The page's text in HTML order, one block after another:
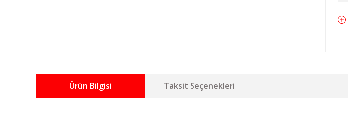
Ürün Bilgisi Taksit Seçenekleri